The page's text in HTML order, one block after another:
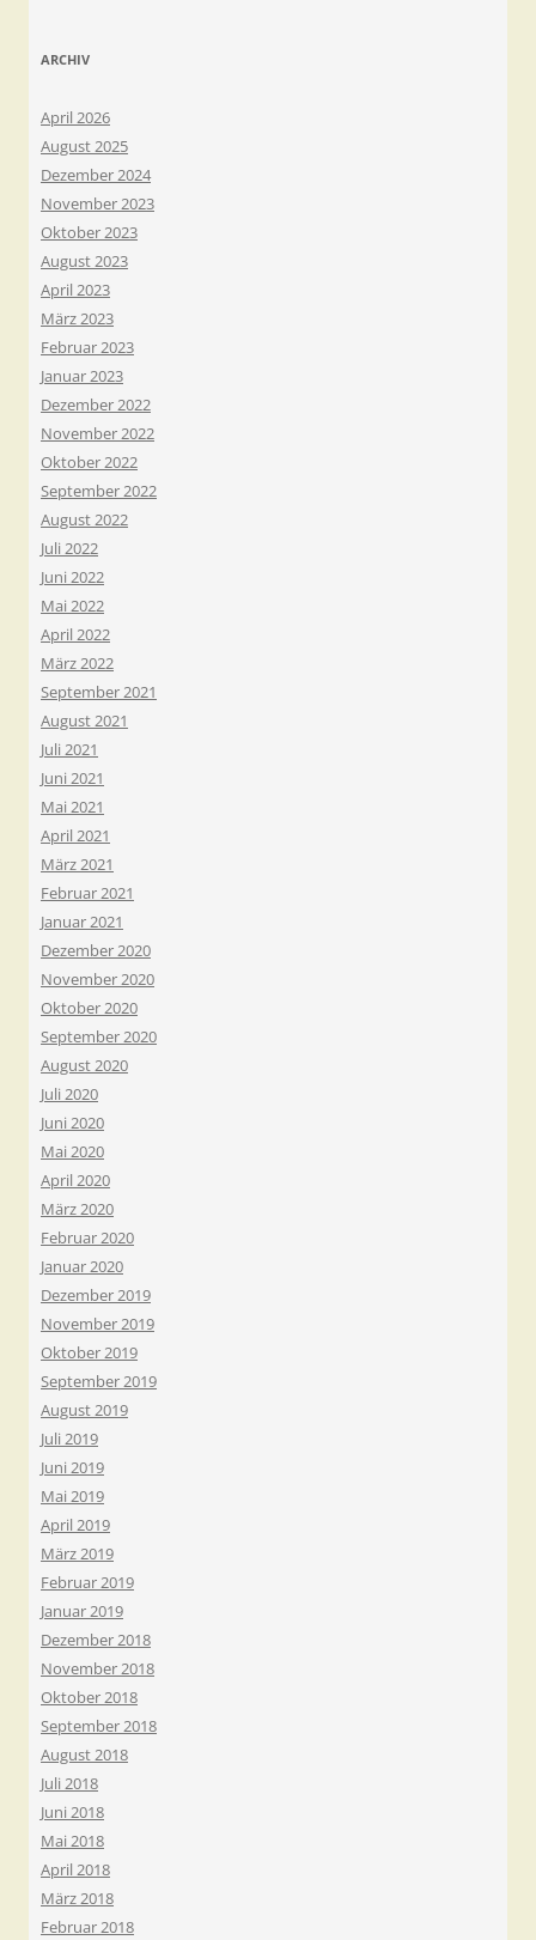
ARCHIV
April 2026
August 2025
Dezember 2024
November 2023
Oktober 2023
August 2023
April 2023
März 2023
Februar 2023
Januar 2023
Dezember 2022
November 2022
Oktober 2022
September 2022
August 2022
Juli 2022
Juni 2022
Mai 2022
April 2022
März 2022
September 2021
August 2021
Juli 2021
Juni 2021
Mai 2021
April 2021
März 2021
Februar 2021
Januar 2021
Dezember 2020
November 2020
Oktober 2020
September 2020
August 2020
Juli 2020
Juni 2020
Mai 2020
April 2020
März 2020
Februar 2020
Januar 2020
Dezember 2019
November 2019
Oktober 2019
September 2019
August 2019
Juli 2019
Juni 2019
Mai 2019
April 2019
März 2019
Februar 2019
Januar 2019
Dezember 2018
November 2018
Oktober 2018
September 2018
August 2018
Juli 2018
Juni 2018
Mai 2018
April 2018
März 2018
Februar 2018